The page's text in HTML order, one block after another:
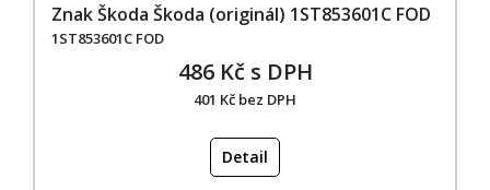
Znak Škoda Škoda (originál) 1ST853601C FOD
1ST853601C FOD
486 Kč s DPH
401 Kč bez DPH
Detail